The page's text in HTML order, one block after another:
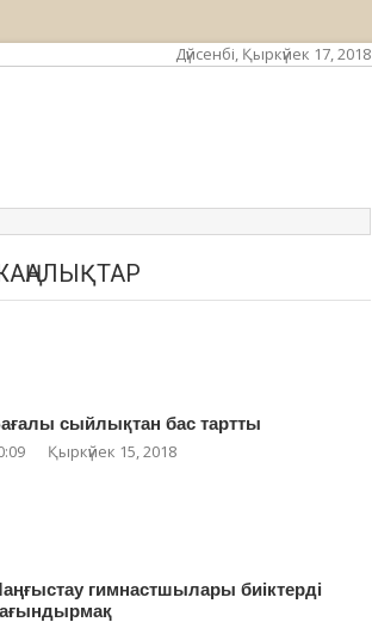
Дүйсенбі, Қыркүйек 17, 2018
сыйлықтан бас тартты
Қыркүйек 15, 2018
гимнастшылары биіктерді